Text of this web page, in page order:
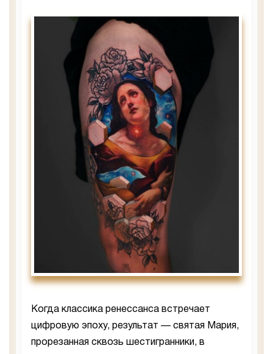
Когда классика ренессанса встречает
цифровую эпоху, результат — святая Мария,
прорезанная сквозь шестигранники, в